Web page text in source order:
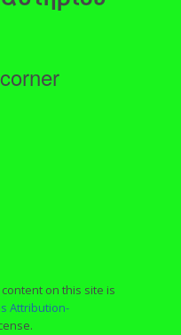
on this site is
Attribution-